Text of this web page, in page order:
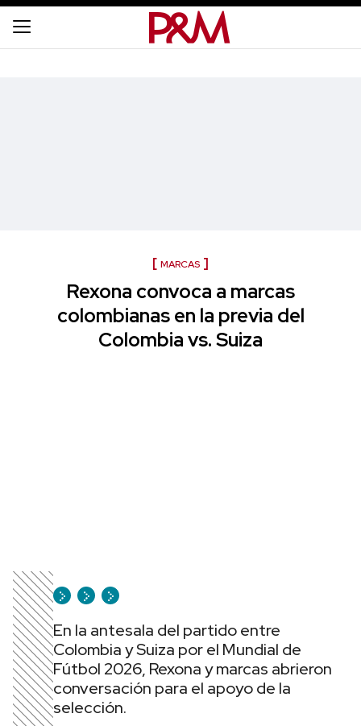
MARCAS
Rexona convoca a marcas
colombianas en la previa del
Colombia vs. Suiza
En la antesala del partido entre
Colombia y Suiza por el Mundial de
Fútbol 2026, Rexona y marcas abrieron
conversación para el apoyo de la
selección.